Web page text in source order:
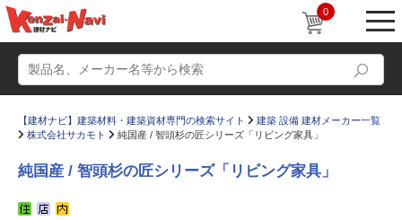
0
【建材ナビ】建築材料・建築資材専門の検索サイト
建築 設備 建材メーカー一覧
株式会社サカモト
純国産 / 智頭杉の匠シリーズ「リビング家具」
純国産 / 智頭杉の匠シリーズ「リビング家具」